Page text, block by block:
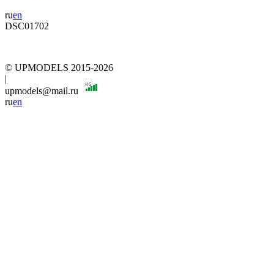
ruen
DSC01702
© UPMODELS 2015-2026
|
upmodels@mail.ru
ruen